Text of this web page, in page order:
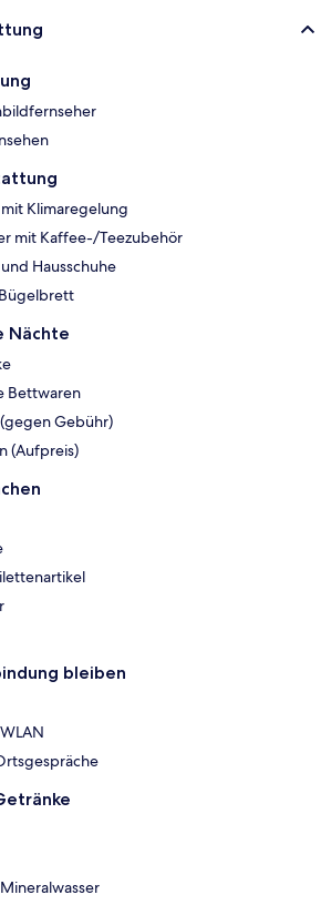
Klimaregelung
mit Kaffee-/Teezubehör
Hausschuhe
Nächte
Bettwaren
Gebühr)
(Aufpreis)
bleiben